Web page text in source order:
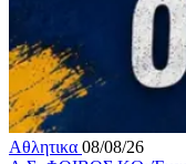
Αθλητικα 08/08/26